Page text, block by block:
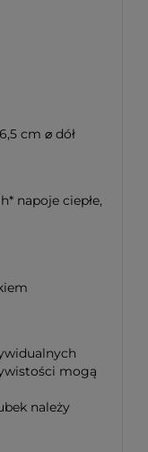
cm ⌀ dół
napoje ciepłe,
mogą
należy